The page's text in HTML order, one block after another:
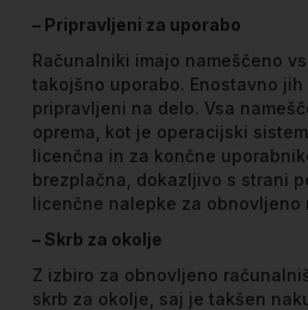
– Pripravljeni za uporabo
Računalniki imajo nameščeno
takojšno uporabo. Enostavno
pripravljeni na delo. Vsa
oprema, kot je operacijski
licenčna in za končne
brezplačna, dokazljivo s strani
licenčne nalepke za obnovljeno
– Skrb za okolje
Z izbiro za obnovljeno
skrb za okolje, saj je takšen